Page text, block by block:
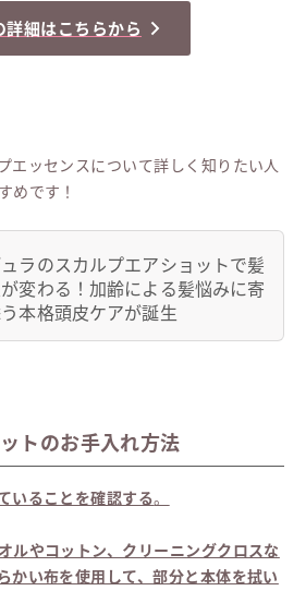
詳細はこちらから
エッセンスについて詳しく知りたい人
めです！
ラのスカルプエアショットで髪
変わる！加齢による髪悩みに寄
本格頭皮ケアが誕生
トのお手入れ方法
いることを確認する。
ルやコットン、クリーニングクロスな
かい布を使用して、部分と本体を拭い